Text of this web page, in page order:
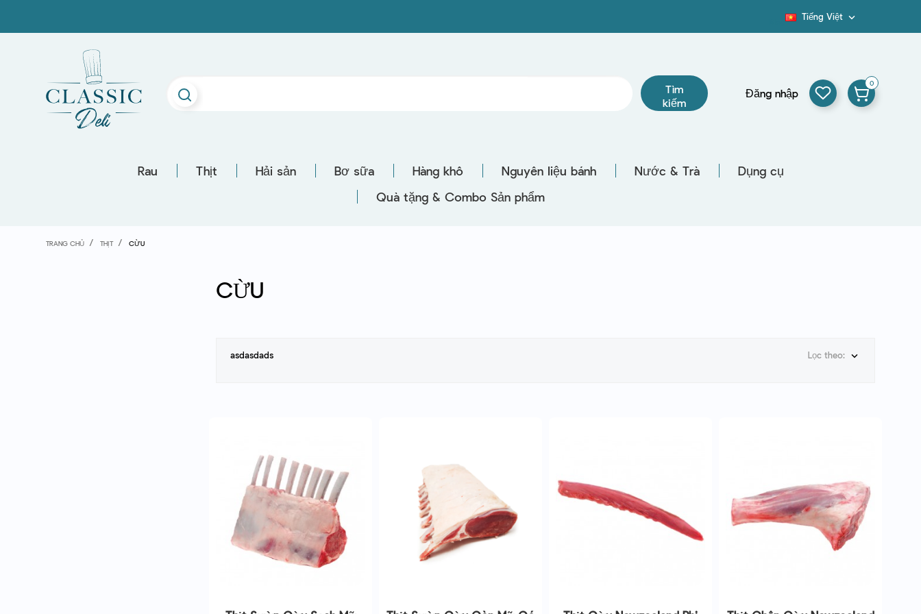
Tiếng Việt 
Tìm
kiếm
Đăng nhập
0
Rau Thịt Hải sản Bơ sữa Hàng khô Nguyên liệu bánh Nước & Trà
Dụng cụ
Quà tặng & Combo Sản phẩm
TRANG CHỦ THỊT CỪU
CỪU
asdasdads Lọc theo: 